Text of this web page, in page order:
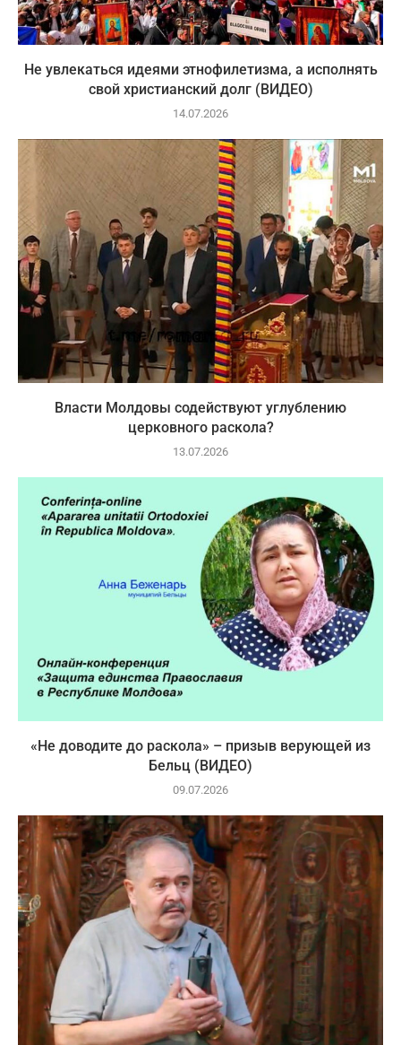
Не увлекаться идеями этнофилетизма, а исполнять
свой христианский долг (ВИДЕО)
14.07.2026
Власти Молдовы содействуют углублению
церковного раскола?
13.07.2026
«Не доводите до раскола» – призыв верующей из
Бельц (ВИДЕО)
09.07.2026